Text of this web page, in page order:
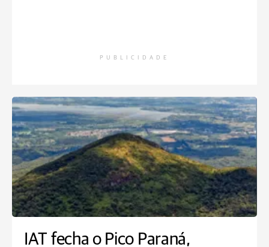
PUBLICIDADE
IAT fecha o Pico Paraná,